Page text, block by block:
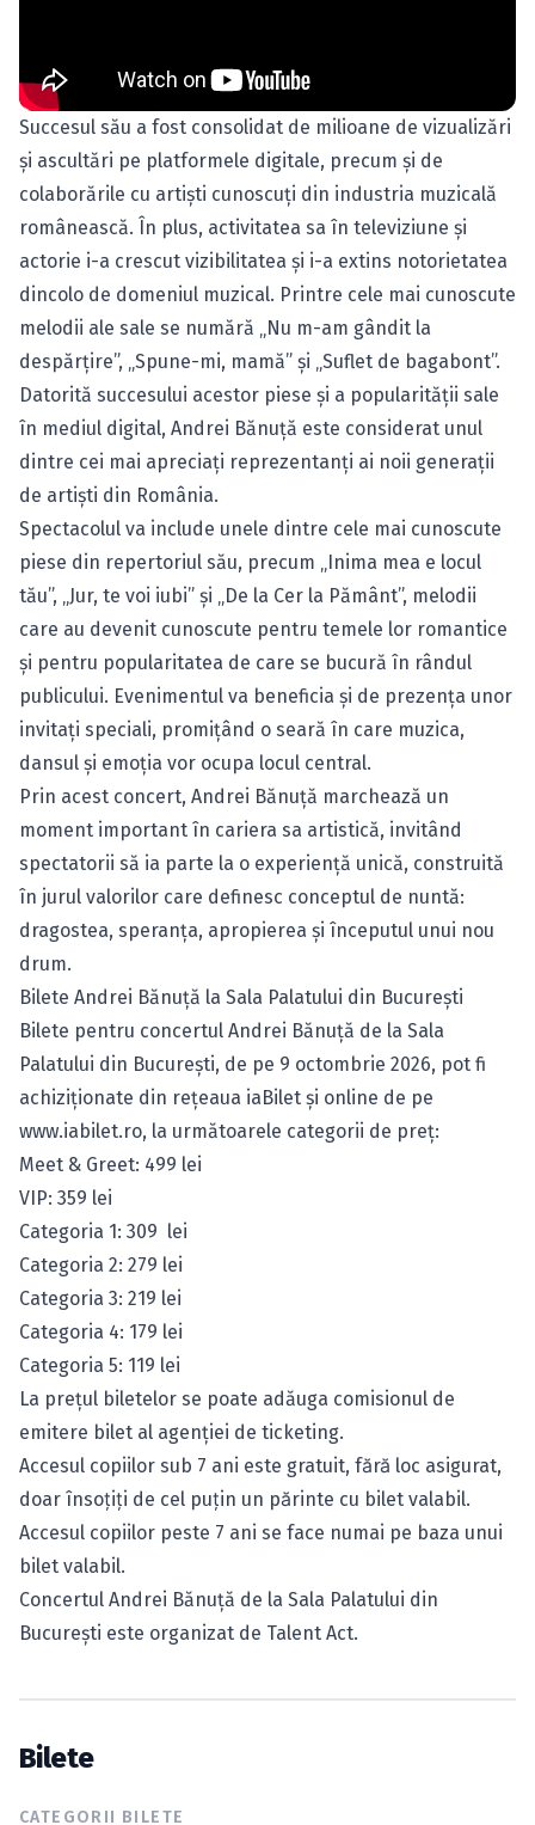
Succesul său a fost consolidat de milioane de vizualizări
și ascultări pe platformele digitale, precum și de
colaborările cu artiști cunoscuți din industria muzicală
românească. În plus, activitatea sa în televiziune și
actorie i-a crescut vizibilitatea și i-a extins notorietatea
dincolo de domeniul muzical. Printre cele mai cunoscute
melodii ale sale se numără „Nu m-am gândit la
despărțire”, „Spune-mi, mamă” și „Suflet de bagabont”.
Datorită succesului acestor piese și a popularității sale
în mediul digital, Andrei Bănuță este considerat unul
dintre cei mai apreciați reprezentanți ai noii generații
de artiști din România.
Spectacolul va include unele dintre cele mai cunoscute
piese din repertoriul său, precum „Inima mea e locul
tău”, „Jur, te voi iubi” și „De la Cer la Pământ”, melodii
care au devenit cunoscute pentru temele lor romantice
și pentru popularitatea de care se bucură în rândul
publicului. Evenimentul va beneficia și de prezența unor
invitați speciali, promițând o seară în care muzica,
dansul și emoția vor ocupa locul central.
Prin acest concert, Andrei Bănuță marchează un
moment important în cariera sa artistică, invitând
spectatorii să ia parte la o experiență unică, construită
în jurul valorilor care definesc conceptul de nuntă:
dragostea, speranța, apropierea și începutul unui nou
drum.
Bilete Andrei Bănuță la Sala Palatului din București
Bilete pentru concertul Andrei Bănuță de la Sala
Palatului din București, de pe 9 octombrie 2026, pot fi
achiziționate din rețeaua iaBilet și online de pe
www.iabilet.ro, la următoarele categorii de preț:
Meet & Greet: 499 lei
VIP: 359 lei
Categoria 1: 309 lei
Categoria 2: 279 lei
Categoria 3: 219 lei
Categoria 4: 179 lei
Categoria 5: 119 lei
La prețul biletelor se poate adăuga comisionul de
emitere bilet al agenției de ticketing.
Accesul copiilor sub 7 ani este gratuit, fără loc asigurat,
doar însoţiţi de cel puţin un părinte cu bilet valabil.
Accesul copiilor peste 7 ani se face numai pe baza unui
bilet valabil.
Concertul Andrei Bănuță de la Sala Palatului din
București este organizat de Talent Act.
Bilete
CATEGORII BILETE